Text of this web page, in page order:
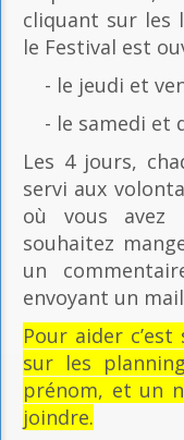
cliquant sur les
le Festival est
- le jeudi et
- le samedi et
Les 4 jours,
servi aux
où vous avez
souhaitez
un
envoyant un
Pour aider
sur les
prénom, et un
joindre.